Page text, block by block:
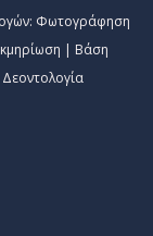
Φωτογράφηση
| Βάση